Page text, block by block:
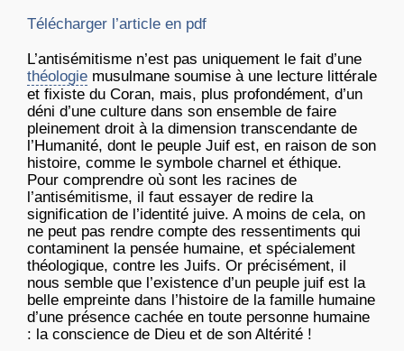
Télécharger l’article en pdf
L’antisémitisme n’est pas uniquement le fait d’une
théologie musulmane soumise à une lecture littérale
et fixiste du Coran, mais, plus profondément, d’un
déni d’une culture dans son ensemble de faire
pleinement droit à la dimension transcendante de
l’Humanité, dont le peuple Juif est, en raison de son
histoire, comme le symbole charnel et éthique.
Pour comprendre où sont les racines de
l’antisémitisme, il faut essayer de redire la
signification de l’identité juive. A moins de cela, on
ne peut pas rendre compte des ressentiments qui
contaminent la pensée humaine, et spécialement
théologique, contre les Juifs. Or précisément, il
nous semble que l’existence d’un peuple juif est la
belle empreinte dans l’histoire de la famille humaine
d’une présence cachée en toute personne humaine
: la conscience de Dieu et de son Altérité !